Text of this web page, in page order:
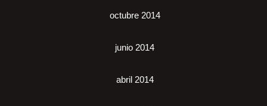
octubre 2014
junio 2014
abril 2014